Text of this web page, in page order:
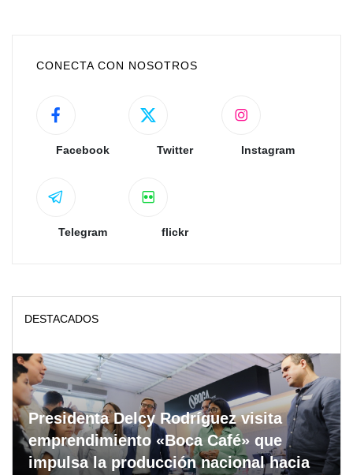
CONECTA CON NOSOTROS
Facebook Twitter Instagram
Telegram flickr
DESTACADOS
Presidenta Delcy Rodríguez visita
emprendimiento «Boca Café» que
impulsa la producción nacional hacia